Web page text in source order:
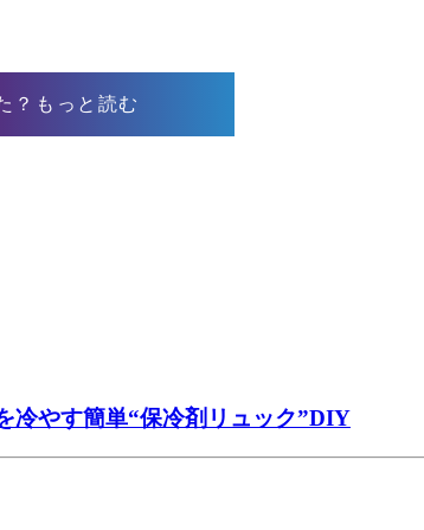
？もっと読む
冷やす簡単“保冷剤リュック”DIY